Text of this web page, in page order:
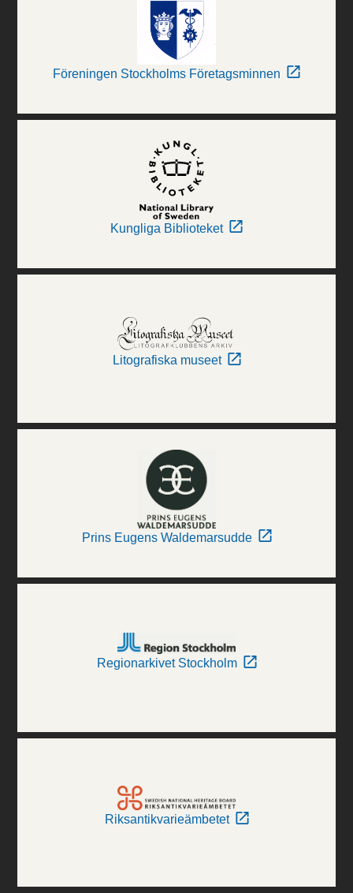
Föreningen Stockholms Företagsminnen
Kungliga Biblioteket
Litografiska museet
Prins Eugens Waldemarsudde
Regionarkivet Stockholm
Riksantikvarieämbetet